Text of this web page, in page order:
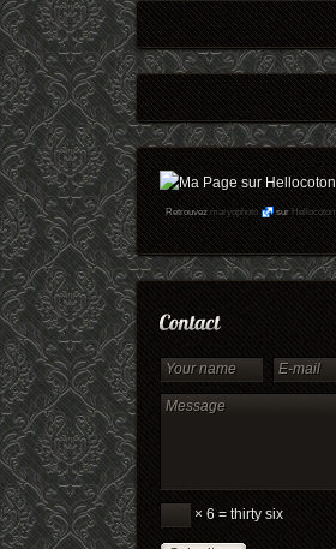
Retrouvezmaryophoto surHellocoton
× 6 = thirty six